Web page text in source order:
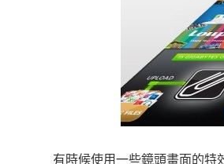
有時候使用一些鏡頭畫面的特